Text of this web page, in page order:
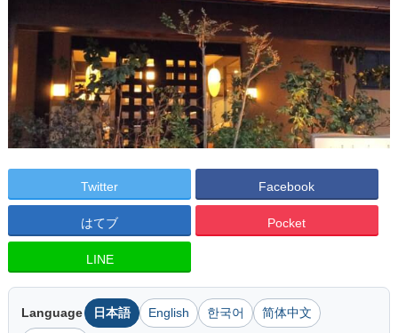
Twitter Facebook
はてブ Pocket
LINE
Language 日本語 English 한국어 简体中文